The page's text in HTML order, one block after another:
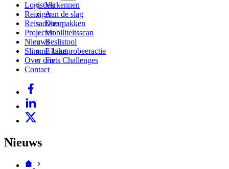
Verkennen
Aan de slag
Doorpakken
Mobiliteitsscan
Beslistool
E-bikeprobeeractie
Fiets Challenges
Logistiek
Reiziger
Reisadvies
Projecten
Nieuws
Slimme kaart
Over ons
Contact
Nieuws